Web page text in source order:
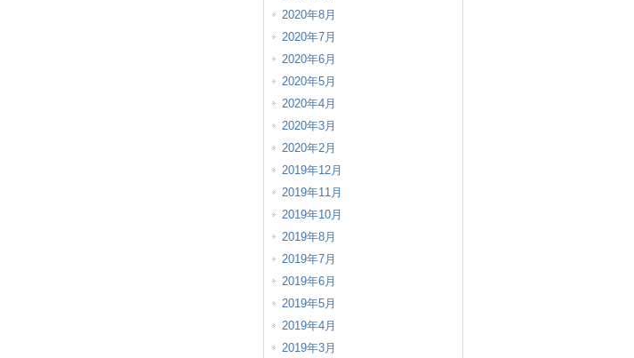
2020年8月
2020年7月
2020年6月
2020年5月
2020年4月
2020年3月
2020年2月
2019年12月
2019年11月
2019年10月
2019年8月
2019年7月
2019年6月
2019年5月
2019年4月
2019年3月